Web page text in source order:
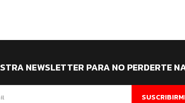
NEWSLETTER PARA NO PERDERTE